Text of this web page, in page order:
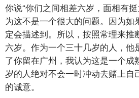
你说“你们之间相差六岁，面相有
为这不是一个很大的问题。因为如
定会描述到。所以，按照常理来推
六岁。作为一个三十几岁的人，他
了你留在广州，我认为这是一个成
岁的人绝对不会一时冲动去赌上自
的诚意。